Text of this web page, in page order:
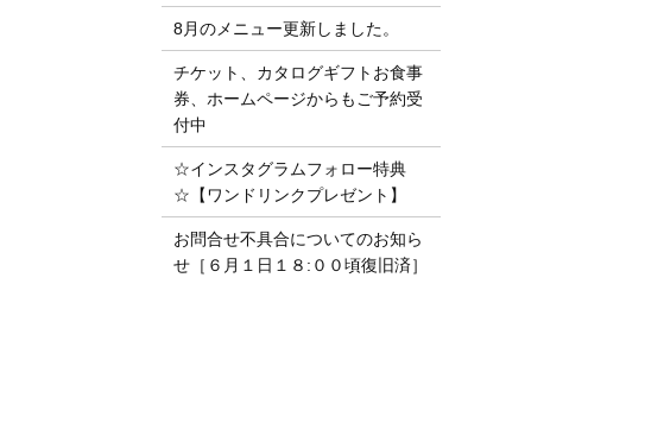
8月のメニュー更新しました。
チケット、カタログギフトお食事
券、ホームページからもご予約受
付中
☆インスタグラムフォロー特典
☆【ワンドリンクプレゼント】
お問合せ不具合についてのお知ら
せ［６月１日１８:００頃復旧済］